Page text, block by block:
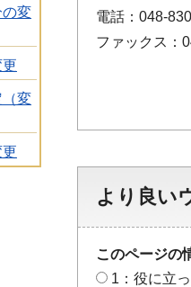
変
変
電話：048-
ファックス：
より良い
このページの
1：役に立